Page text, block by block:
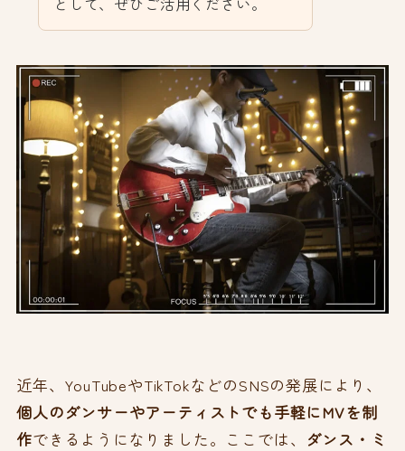
近年、YouTubeやTikTokなどのSNSの発展により、
個人のダンサーやアーティストでも手軽にMVを制
作できるようになりました。ここでは、
ダンス・ミ